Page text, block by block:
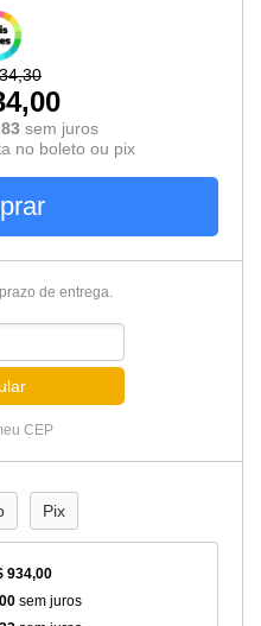
sem juros
no boleto ou pix
de entrega.
CEP
Pix
934,00
sem juros